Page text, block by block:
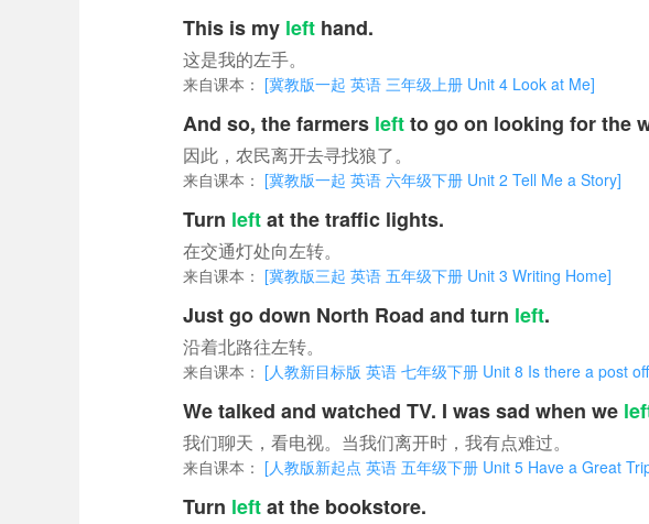
This is my left hand.
这是我的左手。
来自课本： [冀教版一起 英语 三年级上册 Unit 4 Look at Me]
And so, the farmers leftto go on looking for the
因此，农民离开去寻找狼了。
来自课本： [冀教版一起 英语 六年级下册 Unit 2 Tell Me a Story]
Turn leftat the traffic lights.
在交通灯处向左转。
来自课本： [冀教版三起 英语 五年级下册 Unit 3 Writing Home]
Just go down North Road and turn left.
沿着北路往左转。
来自课本： [人教新目标版 英语 七年级下册 Unit 8 Is there a post
We talked and watched TV. I was sad when we
我们聊天，看电视。当我们离开时，我有点难过。
来自课本： [人教版新起点 英语 五年级下册 Unit 5 Have a Great
Turn leftat the bookstore.